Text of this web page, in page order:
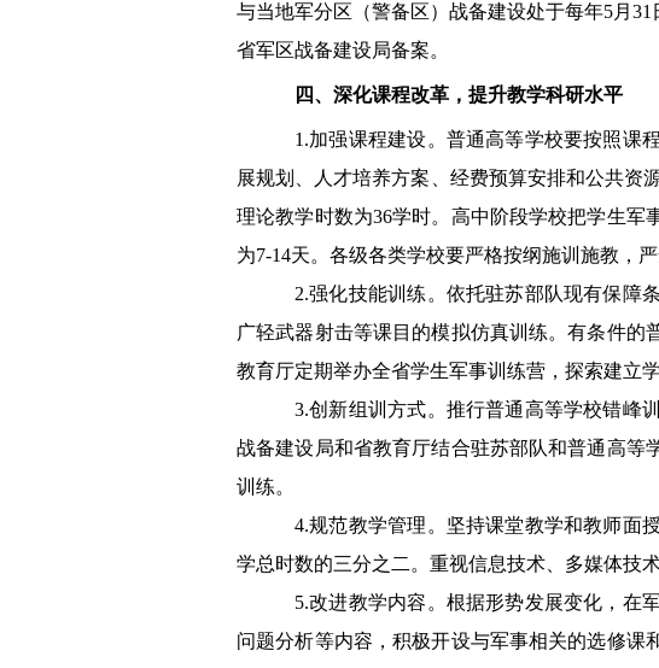
与当地军分区（警备区）战备建设处于每年5月
省军区战备建设局备案。
四、深化课程改革，提升教学科研水平
1.加强课程建设。普通高等学校要按照课
展规划、人才培养方案、经费预算安排和公共资
理论教学时数为36学时。高中阶段学校把学生
为7-14天。各级各类学校要严格按纲施训施教，
2.强化技能训练。依托驻苏部队现有保障
广轻武器射击等课目的模拟仿真训练。有条件
教育厅定期举办全省学生军事训练营，探索建立
3.创新组训方式。推行普通高等学校错峰
战备建设局和省教育厅结合驻苏部队和普通高等
训练。
4.规范教学管理。坚持课堂教学和教师面
学总时数的三分之二。重视信息技术、多媒体技
5.改进教学内容。根据形势发展变化，在
问题分析等内容，积极开设与军事相关的选修